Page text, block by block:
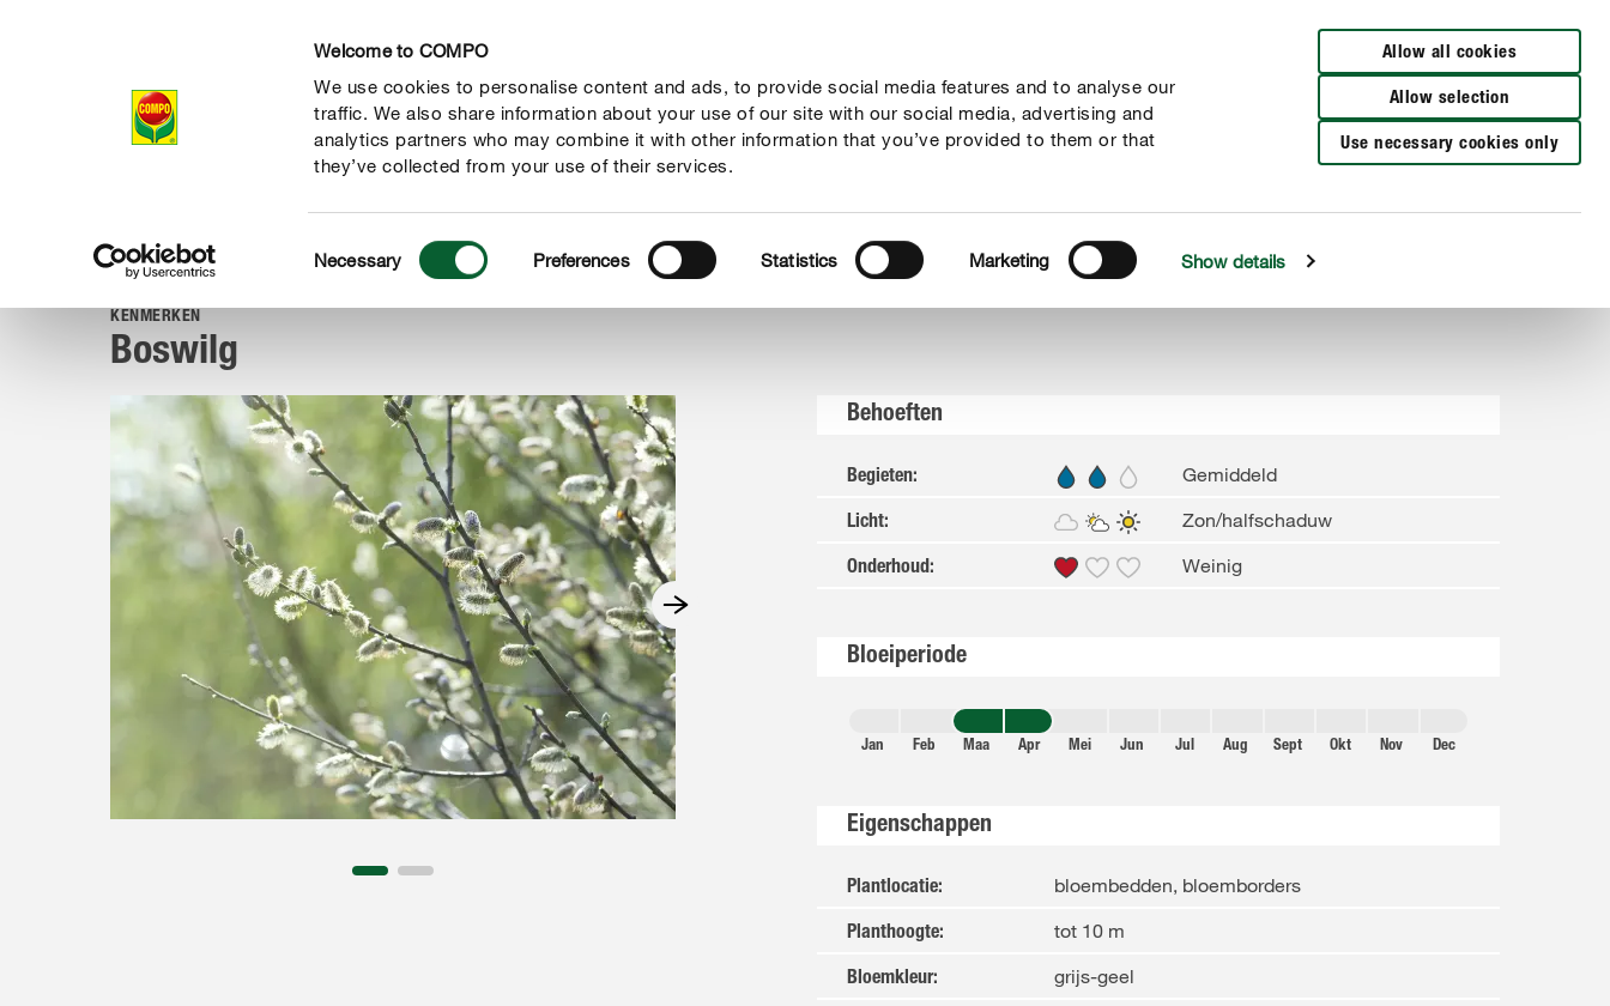
Welcome to COMPO
We use cookies to personalise content and ads, to provide social media features and to analyse our
traffic. We also share information about your use of our site with our social media, advertising and
analytics partners who may combine it with other information that you’ve provided to them or that
they’ve collected from your use of their services.
Selection
Necessary Preferences Statistics Marketing Show details
Allow all cookies
Allow selection
Use necessary cookies only
Producten Advies Thema's Tot je dienst Onderneming
COMPOAdvies Planten van A tot Z Tuinplanten Boswilg
KENMERKEN
Boswilg
Behoeften
Begieten: Gemiddeld
Licht: Zon/halfschaduw
Onderhoud: Weinig
Bloeiperiode
Jan Feb Maa Apr Mei Jun Jul Aug Sept Okt Nov Dec
Eigenschappen
Plantlocatie: bloembedden, bloemborders
Planthoogte: tot 10 m
Bloemkleur: grijs-geel